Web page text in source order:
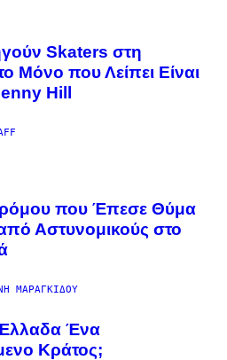
Skaters στη
Μόνο που Λείπει Είναι
Hill
που Έπεσε Θύμα
Αστυνομικούς στο
ΜΑΡΑΓΚΊΔΟΥ
Έλλαδα Ένα
Κράτος;